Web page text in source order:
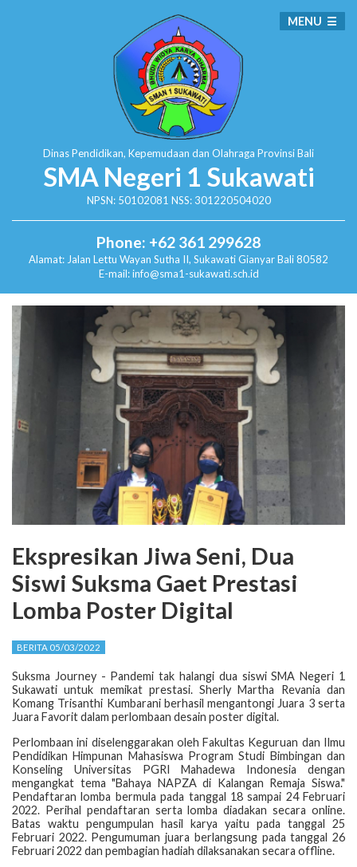
Dinas Pendidikan, Kepemudaan dan Olahraga Provinsi Bali
SMA Negeri 1 Sukawati
NPSN: 50102081 NSS: 301220504020
Phone: +62 361 299628
Alamat: Jalan Lettu Wayan Sutha II, SukawatiGianyar Bali 80582
E-mail: info@sma1-sukawati.sch.id
MENU
Ekspresikan Jiwa Seni, Dua
Siswi Suksma Gaet Prestasi
Lomba Poster Digital
BERITA 05/03/2022
Suksma Journey - Pandemi tak halangi dua siswi SMA Negeri 1
Sukawati untuk memikat prestasi. Sherly Martha Revania dan
Komang Trisanthi Kumbarani berhasil mengantongi Juara 3 serta
Juara Favorit dalam perlombaan desain poster digital.
Perlombaan ini diselenggarakan oleh Fakultas Keguruan dan Ilmu
Pendidikan Himpunan Mahasiswa Program Studi Bimbingan dan
Konseling Universitas PGRI Mahadewa Indonesia dengan
mengangkat tema "Bahaya NAPZA di Kalangan Remaja Siswa."
Pendaftaran lomba bermula pada tanggal 18 sampai 24 Februari
2022. Perihal pendaftaran serta lomba diadakan secara online.
Batas waktu pengumpulan hasil karya yaitu pada tanggal 25
Februari 2022. Pengumuman juara berlangsung pada tanggal 26
Februari 2022 dan pembagian hadiah dilaksanakan secara offline.